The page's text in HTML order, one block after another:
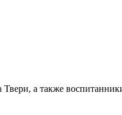
а также